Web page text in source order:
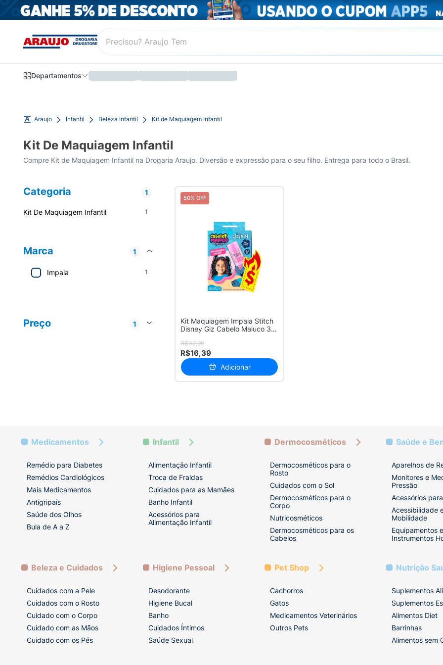
Departamentos
Araujo Infantil Beleza Infantil Kit de Maquiagem Infantil
Kit De Maquiagem Infantil
Compre Kit de Maquiagem Infantil na Drogaria Araujo. Diversão e expressão para o seu filho. Entrega para todo o Brasil.
Categoria 1
Kit De Maquiagem Infantil 1
Marca 1
Impala 1
Preço
1
50% OFF
Kit Maquiagem Impala Stitch
Disney Giz Cabelo Maluco 3+
R$32,99
R$16,39
Adicionar
Medicamentos
Remédio para Diabetes
Remédios Cardiológicos
Mais Medicamentos
Antigripais
Saúde dos Olhos
Bula de A a Z
Infantil
Alimentação Infantil
Troca de Fraldas
Cuidados para as Mamães
Banho Infantil
Acessórios para
Alimentação Infantil
Dermocosméticos
Dermocosméticos para o
Rosto
Cuidados com o Sol
Dermocosméticos para o
Corpo
Nutricosméticos
Dermocosméticos para os
Cabelos
Saúde e
Aparelhos de
Monitores e
Pressão
Acessórios
Acessibilidade
Mobilidade
Equipamentos e
Instrumentos
Beleza e Cuidados
Cuidados com a Pele
Cuidados com o Rosto
Cuidado com o Corpo
Cuidado com as Mãos
Cuidado com os Pés
Higiene Pessoal
Desodorante
Higiene Bucal
Banho
Cuidados Íntimos
Saúde Sexual
Pet Shop
Cachorros
Gatos
Medicamentos Veterinários
Outros Pets
Nutrição
Suplementos
Suplementos
Alimentos Diet
Barrinhas
Alimentos sem